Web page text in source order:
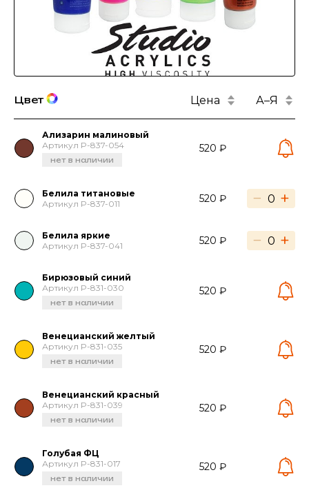
Цвет Цена А–Я
Ализарин малиновый
Артикул P-837-054
нет в наличии
520 ₽
Белила титановые
Артикул P-837-011
520 ₽ − +
Белила яркие
Артикул P-837-041
520 ₽ − +
Бирюзовый синий
Артикул P-831-030
нет в наличии
520 ₽
Венецианский желтый
Артикул P-831-035
нет в наличии
520 ₽
Венецианский красный
Артикул P-831-039
нет в наличии
520 ₽
Голубая ФЦ
Артикул P-831-017
нет в наличии
520 ₽